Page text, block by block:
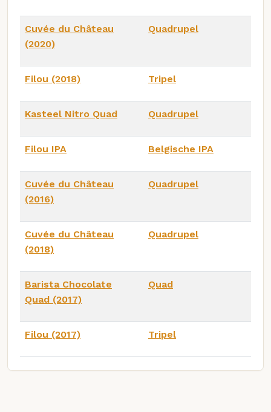
Cuvée du Château
(2020)
Quadrupel
Filou (2018) Tripel
Kasteel Nitro Quad Quadrupel
Filou IPA Belgische IPA
Cuvée du Château
(2016)
Quadrupel
Cuvée du Château
(2018)
Quadrupel
Barista Chocolate
Quad (2017)
Quad
Filou (2017) Tripel